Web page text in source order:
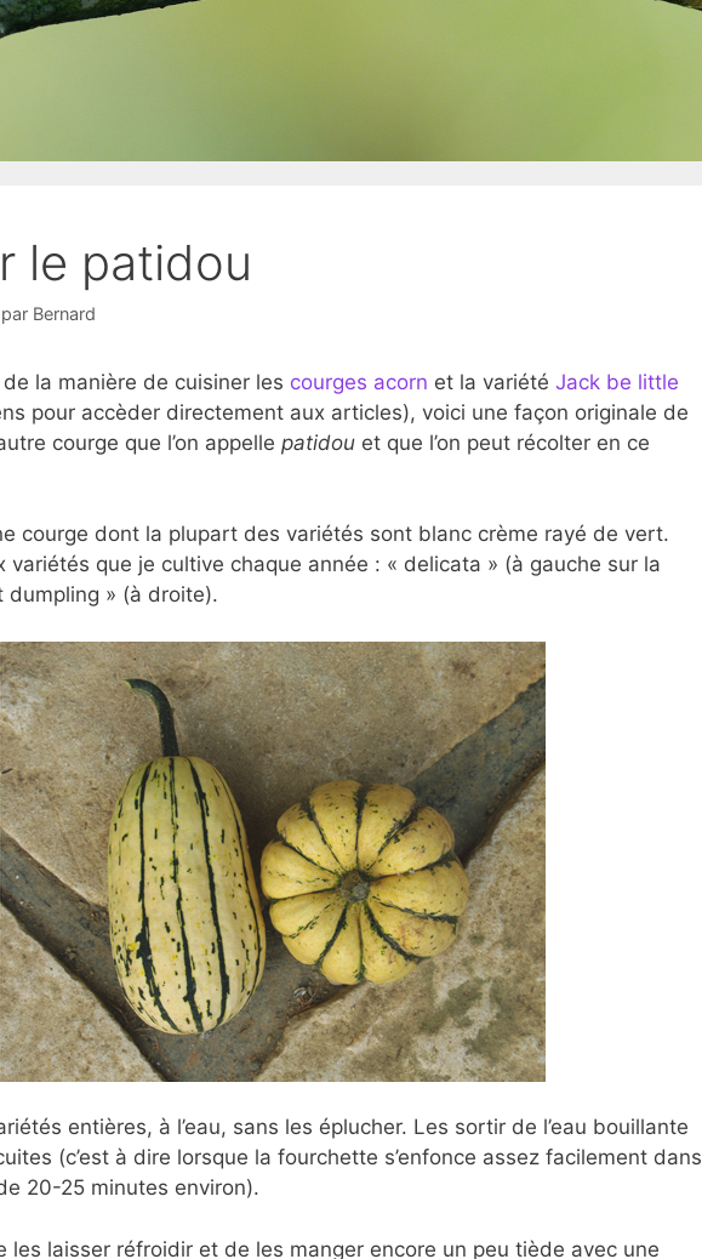
le patidou
par Bernard
la manière de cuisiner les courges acorn et la variété Jack be little
pour accèder directement aux articles), voici une façon originale de
courge que l’on appelle patidou et que l’on peut récolter en ce
courge dont la plupart des variétés sont blanc crème rayé de vert.
variétés que je cultive chaque année : « delicata » (à gauche sur la
dumpling » (à droite).
entières, à l’eau, sans les éplucher. Les sortir de l’eau bouillante
(c’est à dire lorsque la fourchette s’enfonce assez facilement dans
20-25 minutes environ).
les laisser réfroidir et de les manger encore un peu tiède avec une